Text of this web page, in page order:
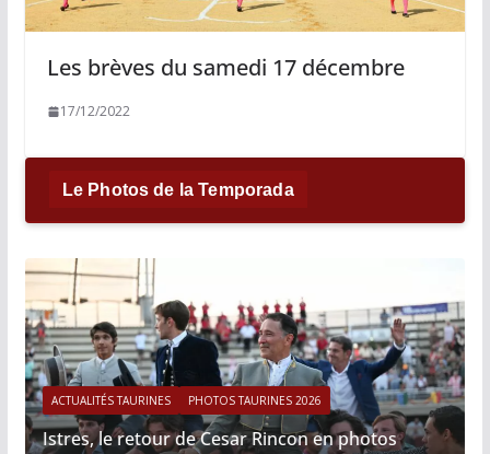
Les brèves du samedi 17 décembre
17/12/2022
Le Photos de la Temporada
ACTUALITÉS TAURINES PHOTOS TAURINES 2026
Istres, le retour de Cesar Rincon en photos